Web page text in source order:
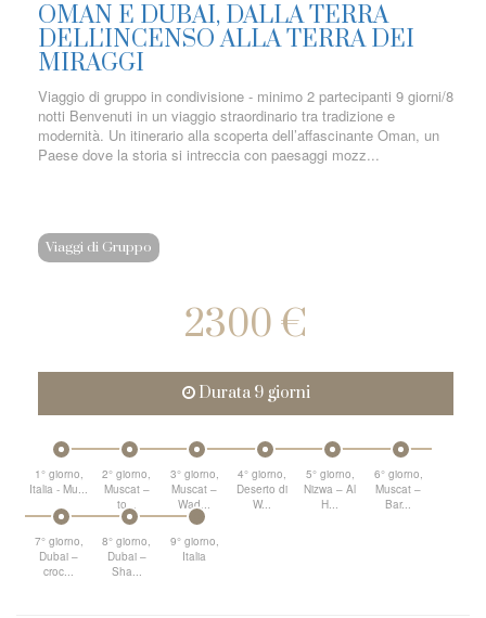
OMAN E DUBAI, DALLA TERRA
DELL'INCENSO ALLA TERRA DEI
MIRAGGI
Viaggio di gruppo in condivisione - minimo 2 partecipanti 9 giorni/8
notti Benvenuti in un viaggio straordinario tra tradizione e
modernità. Un itinerario alla scoperta dell’affascinante Oman, un
Paese dove la storia si intreccia con paesaggi mozz...
Viaggi di Gruppo
2300 €
Durata 9 giorni
1° giorno,
Italia - Mu...
2° giorno,
Muscat –
to...
3° giorno,
Muscat –
Wad...
4° giorno,
Deserto di
W...
5° giorno,
Nizwa – Al
H...
6° giorno,
Muscat –
Bar...
7° giorno,
Dubai –
croc...
8° giorno,
Dubai –
Sha...
9° giorno,
Italia